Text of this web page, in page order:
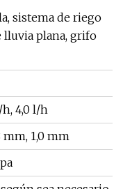
sistema de riego
lluvia plana, grifo
h, 4,0 l/h
mm, 1,0 mm